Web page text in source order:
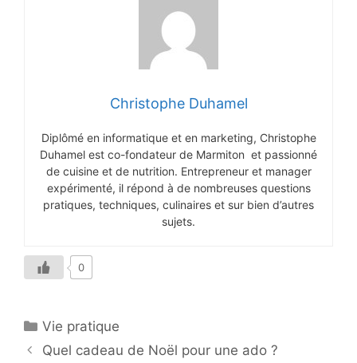
Christophe Duhamel
Diplômé en informatique et en marketing, Christophe
Duhamel est co-fondateur de Marmiton et passionné
de cuisine et de nutrition. Entrepreneur et manager
expérimenté, il répond à de nombreuses questions
pratiques, techniques, culinaires et sur bien d’autres
sujets.
0
Catégories
Vie pratique
Quel cadeau de Noël pour une ado ?